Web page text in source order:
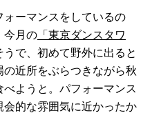
ーマンスをしているの
今月の 「東京ダンスタワ
で、初めて野外に出ると
近所をぶらつきながら秋
ようと。パフォーマンス
的な雰囲気に近かったか